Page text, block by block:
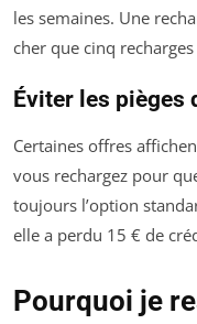
les semaines. Une
cher que cinq
Éviter les pièges
Certaines offres
vous rechargez pour
toujours l’option
elle a perdu 15 € de
Pourquoi je